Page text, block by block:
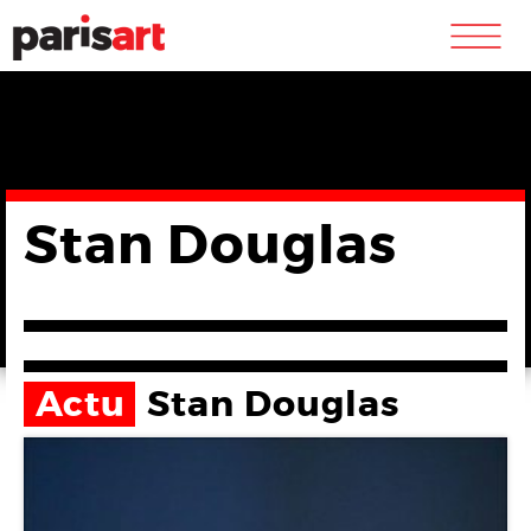
m
Stan Douglas
Actu Stan Douglas